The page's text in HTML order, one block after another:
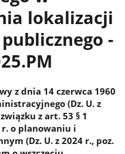
lokalizacji
-
z dnia 14 czerwca 1960
(Dz. U. z
z art. 53 § 1
r. o planowaniu i
(Dz. U. z 2024 r., poz.